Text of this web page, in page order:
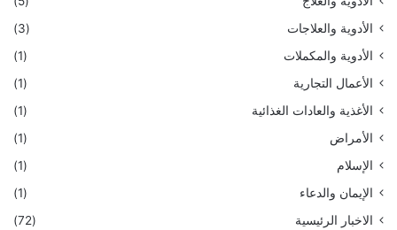
الأدوية والعلاجات
(3)
الأدوية والمكملات
(1)
الأعمال التجارية
(1)
الأغذية والعادات الغذائية
(1)
الأمراض
(1)
الإسلام
(1)
الإيمان والدعاء
(1)
الاخبار الرئيسية
(72)